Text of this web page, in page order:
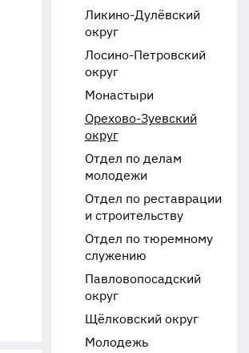
Ликино-Дулёвский
округ
Лосино-Петровский
округ
Монастыри
Орехово-Зуевский
округ
Отдел по делам
молодежи
Отдел по реставрации
и строительству
Отдел по тюремному
служению
Павловопосадский
округ
Щёлковский округ
Молодежь